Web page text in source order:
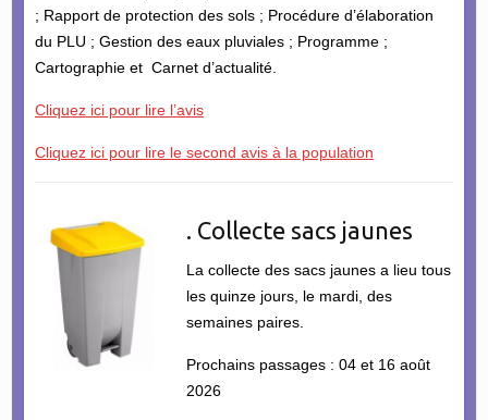
; Rapport de protection des sols ; Procédure d’élaboration
du PLU ; Gestion des eaux pluviales ; Programme ;
Cartographie et Carnet d’actualité.
Cliquez ici pour lire l’avis
Cliquez ici pour lire le second avis à la population
. Collecte sacs jaunes
La collecte des sacs jaunes a lieu tous
les quinze jours, le mardi, des
semaines paires.
Prochains passages : 04 et 16 août
2026